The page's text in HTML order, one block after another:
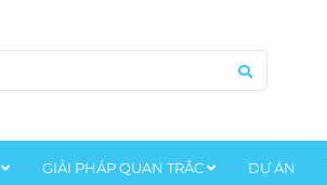
GIẢI PHÁP QUAN TRẮC DỰ ÁN